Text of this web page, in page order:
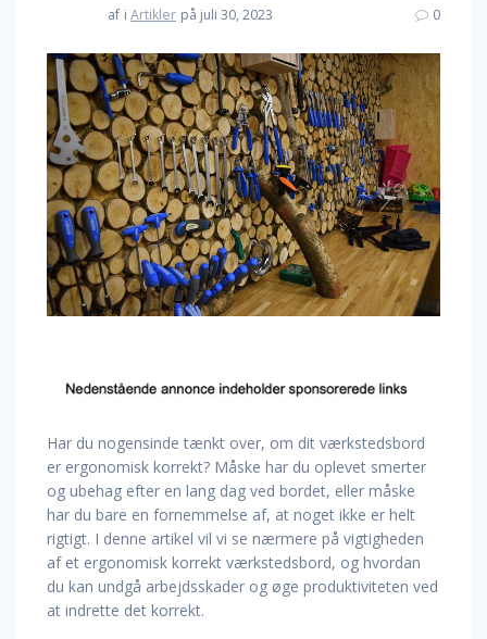
af i Artikler på juli 30, 2023 0
Har du nogensinde tænkt over, om dit værkstedsbord
er ergonomisk korrekt? Måske har du oplevet smerter
og ubehag efter en lang dag ved bordet, eller måske
har du bare en fornemmelse af, at noget ikke er helt
rigtigt. I denne artikel vil vi se nærmere på vigtigheden
af et ergonomisk korrekt værkstedsbord, og hvordan
du kan undgå arbejdsskader og øge produktiviteten ved
at indrette det korrekt.